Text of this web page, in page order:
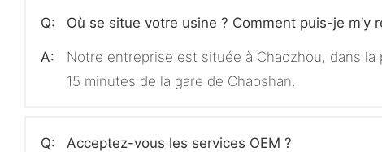
Q: Où se situe votre usine ? Comment puis-je m’y
A:
Notre entreprise est située à Chaozhou, dans
15 minutes de la gare de Chaoshan.
Q: Acceptez-vous les services OEM ?